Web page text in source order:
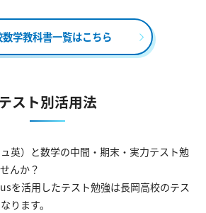
数学教科書一覧はこちら
スト別活用法
英）と数学の中間・期末・実力テスト勉
んか？
を活用したテスト勉強は長岡高校のテス
ります。